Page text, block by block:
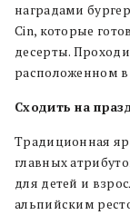
наградами
Cin, которые
десерты.
расположенном в
Сходить на
Традиционная
главных
для детей и
альпийским